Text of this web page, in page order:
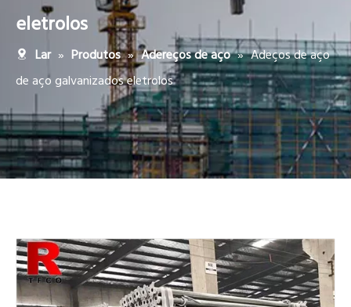
eletrolos
Lar » Produtos » Adereços de aço » Adeços de aço
de aço galvanizados eletrolos